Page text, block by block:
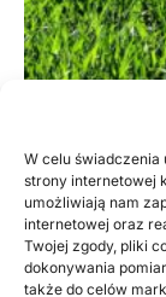
W celu świadczenia
strony internetowej
umożliwiają nam
internetowej oraz
Twojej zgody, pliki
dokonywania
także do celów
DOM, OGRÓD
Wysokiej